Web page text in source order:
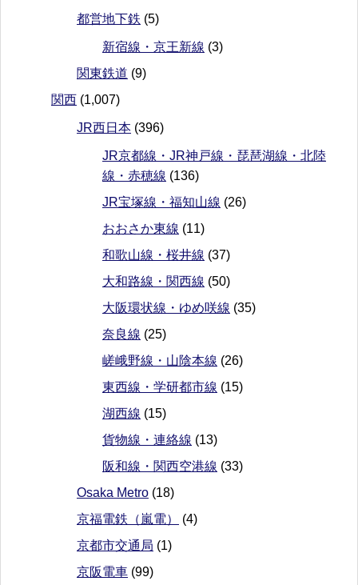
都営地下鉄 (5)
新宿線・京王新線 (3)
関東鉄道 (9)
関西 (1,007)
JR西日本 (396)
JR京都線・JR神戸線・琵琶湖線・北陸
線・赤穂線 (136)
JR宝塚線・福知山線 (26)
おおさか東線 (11)
和歌山線・桜井線 (37)
大和路線・関西線 (50)
大阪環状線・ゆめ咲線 (35)
奈良線 (25)
嵯峨野線・山陰本線 (26)
東西線・学研都市線 (15)
湖西線 (15)
貨物線・連絡線 (13)
阪和線・関西空港線 (33)
Osaka Metro (18)
京福電鉄（嵐電）
(4)
京都市交通局 (1)
京阪電車 (99)